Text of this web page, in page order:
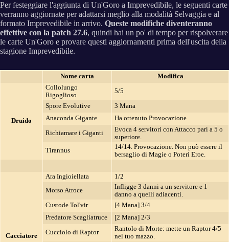
Per festeggiare l'aggiunta di Un'Goro a Imprevedibile, le seguenti carte
verranno aggiornate per adattarsi meglio alla modalità Selvaggia e al
formato Imprevedibile in arrivo. Queste modifiche diventeranno
effettive con la patch 27.6, quindi hai un po' di tempo per rispolverare
le carte Un'Goro e provare questi aggiornamenti prima dell'uscita della
stagione Imprevedibile.
Nome carta Modifica
Druido
Collolungo
Rigoglioso
5/5
Spore Evolutive
3 Mana
Anaconda Gigante
Ha ottenuto Provocazione
Richiamare i Giganti
Evoca 4 servitori con Attacco pari a 5 o
superiore.
Tirannus
14/14. Provocazione. Non può essere il
bersaglio di Magie o Poteri Eroe.
Cacciatore
Ara Ingioiellata
1/2
Morso Atroce
Infligge 3 danni a un servitore e 1
danno a quelli adiacenti.
Custode Tol'vir
[4 Mana] 3/4
Predatore Scagliatruce
[2 Mana] 2/3
Cucciolo di Raptor
Rantolo di Morte: mette un Raptor 4/5
nel tuo mazzo.